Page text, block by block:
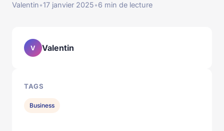
Valentin•17 janvier 2025•6 min de lecture
V Valentin
TAGS
Business